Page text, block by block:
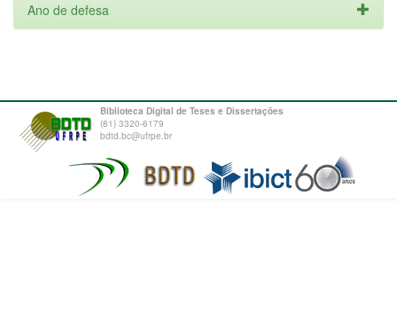
Ano de defesa
Biblioteca Digital de Teses e Dissertações
(81) 3320-6179
bdtd.bc@ufrpe.br